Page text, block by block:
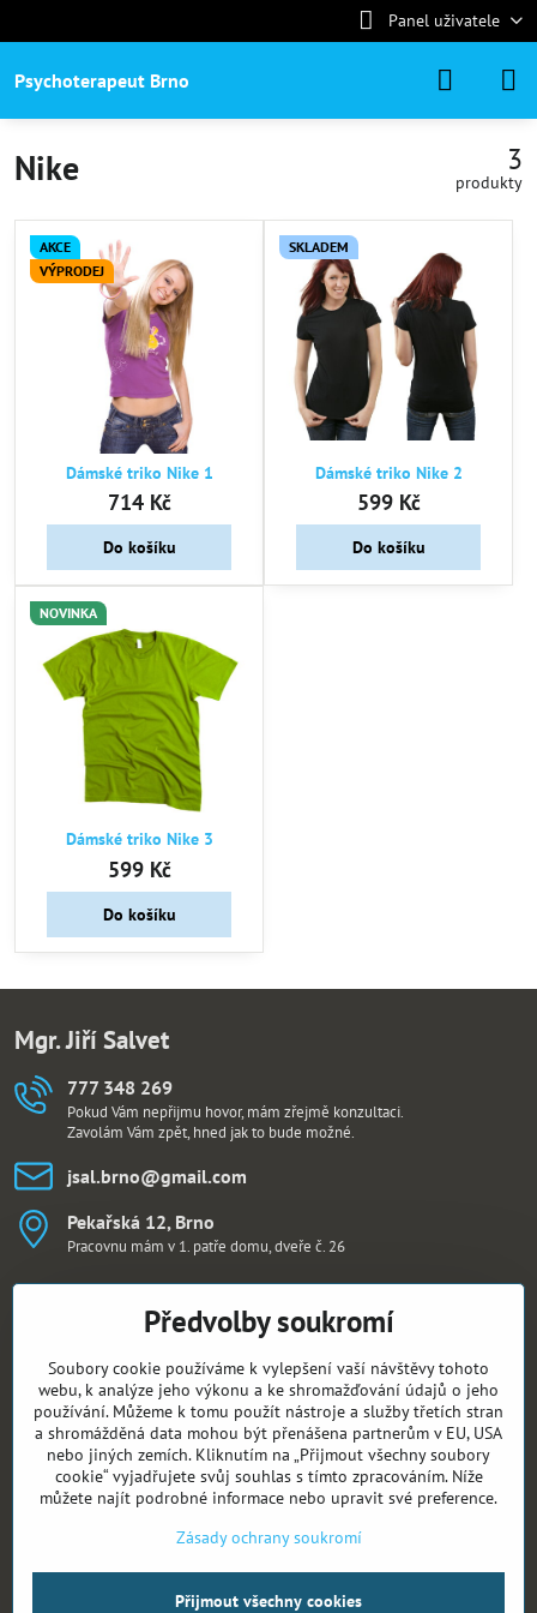
Panel uživatele
Psychoterapeut Brno
Nike 3
produkty
AKCE
VÝPRODEJ
Dámské triko Nike 1
714 Kč
Do košíku
SKLADEM
Dámské triko Nike 2
599 Kč
Do košíku
NOVINKA
Dámské triko Nike 3
599 Kč
Do košíku
Mgr. Jiří Salvet
777 348 269
Pokud Vám nepřijmu hovor, mám zřejmě konzultaci.
Zavolám Vám zpět, hned jak to bude možné.
jsal​.brno​@gmail​.com
Pekařská 12, Brno
Pracovnu mám v 1. patře domu, dveře č. 26
Sledujte mě i na:
Aktuální kurzy
Kurz asertivní komunikace
Zdravá komunikace
Předvolby soukromí
Soubory cookie používáme k vylepšení vaší návštěvy tohoto
webu, k analýze jeho výkonu a ke shromažďování údajů o jeho
používání. Můžeme k tomu použít nástroje a služby třetích stran
a shromážděná data mohou být přenášena partnerům v EU, USA
nebo jiných zemích. Kliknutím na „Přijmout všechny soubory
cookie“ vyjadřujete svůj souhlas s tímto zpracováním. Níže
můžete najít podrobné informace nebo upravit své preference.
Zásady ochrany soukromí
Přijmout všechny cookies